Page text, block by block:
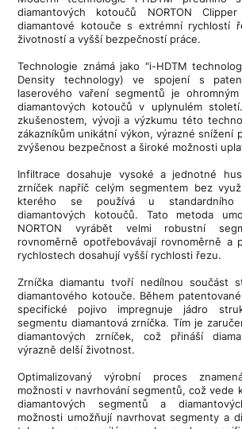
diamantových kotoučů NORTON
diamantové kotouče s extrémní rychlostí
životností a vyšší bezpečností práce.
Technologie známá jako "i-HDTM
Density technology) ve spojení s
laserového vaření segmentů je
diamantových kotoučů v uplynulém
zkušenostem, vývoji a výzkumu této
zákazníkům unikátní výkon, výrazné snížení
zvýšenou bezpečnost a široké možnosti
Infiltrace dosahuje vysoké a jednotné
zrníček napříč celým segmentem bez
kterého se používá u standardního
diamantových kotoučů. Tato metoda
NORTON vyrábět velmi robustní
rovnoměrně opotřebovávají rovnoměrně a
rychlostech dosahují vyšší rychlosti řezu.
Zrníčka diamantu tvoří nedílnou součást
diamantového kotouče. Během
specifické pojivo impregnuje jádro
segmentu diamantová zrníčka. Tím je
diamantových zrníček, což přináší
výrazně delší životnost.
Optimalizovaný výrobní proces
možnosti v navrhování segmentů, což vede
diamantových segmentů a
možnosti umožňují navrhovat segmenty a